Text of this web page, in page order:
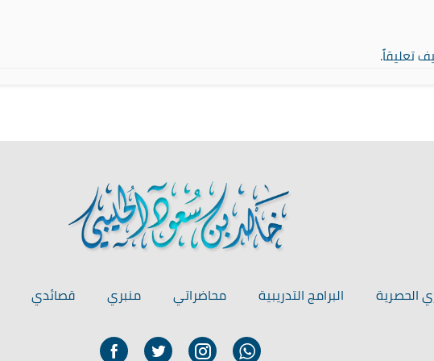
تعليقاً.
الحصرية البرامج التدريبية محاضراتي منبري قصائدي